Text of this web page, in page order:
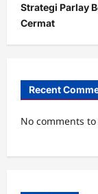
Strategi Parlay
Cermat
Recent
No comments to